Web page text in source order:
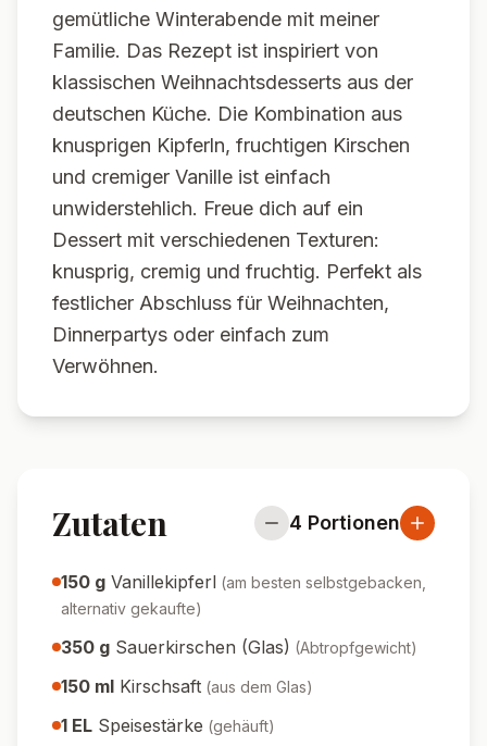
gemütliche Winterabende mit meiner
Familie. Das Rezept ist inspiriert von
klassischen Weihnachtsdesserts aus der
deutschen Küche. Die Kombination aus
knusprigen Kipferln, fruchtigen Kirschen
und cremiger Vanille ist einfach
unwiderstehlich. Freue dich auf ein
Dessert mit verschiedenen Texturen:
knusprig, cremig und fruchtig. Perfekt als
festlicher Abschluss für Weihnachten,
Dinnerpartys oder einfach zum
Verwöhnen.
Zutaten 4 Portionen
150 g Vanillekipferl (am besten selbstgebacken,
alternativ gekaufte)
350 g Sauerkirschen (Glas) (Abtropfgewicht)
150 ml Kirschsaft (aus dem Glas)
1 EL Speisestärke (gehäuft)